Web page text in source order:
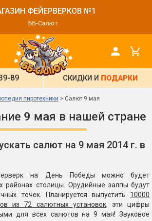
ФЕЙЕРВЕРКОВ №1
ББ-Салют
89 СКИДКИ И ПОДАРКИ
пиротехники Салют 9 мая
9 мая в нашей стране
салют на 9 мая 2014 г. в
на День Победы можно будет
районах столицы. Орудийные залпы будут
точек. Планируется выпустить 10000
из 72 салютных установок, эти цифры
для всех салютов на 9 мая! Звуковое